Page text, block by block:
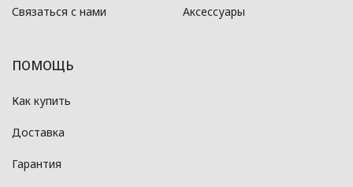
Связаться с нами Аксессуары
ПОМОЩЬ
Как купить
Доставка
Гарантия